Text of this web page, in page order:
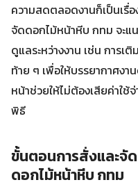
ความสดตลอดงานก็เป็นเรื่
จัดดอกไม้หน้าหีบ กทม จะแ
ดูแลระหว่างงาน เช่น การเ
ท้าย ๆ เพื่อให้บรรยากาศงา
หน้าช่วยให้ไม่ต้องเสียค่าใช้
พิธี
ขั้นตอนการสั่งและจั
ดอกไม้หน้าหีบ กทม